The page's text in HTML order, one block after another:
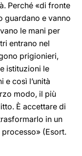
Perché «di fronte
guardano e vanno
le mani per
entrano nel
prigionieri,
istituzioni le
così l’unità
modo, il più
È accettare di
in un
(Esort.